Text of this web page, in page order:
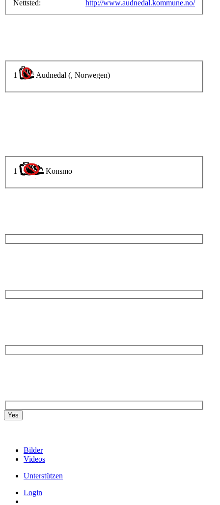
Nettsted:
http://www.audnedal.kommune.no/
1 Audnedal (, Norwegen)
1 Konsmo
Yes
Bilder
Videos
Unterstützen
Login